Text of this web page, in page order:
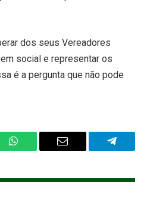
dos seus Vereadores
social e representar os
é a pergunta que não pode
WhatsApp Email